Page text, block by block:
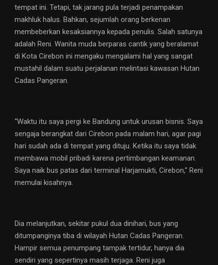
tempat ini. Tetapi, tak jarang pula terjadi penampakan
makhluk halus. Bahkan, sejumlah orang berkenan
membeberkan kesaksiannya kepada penulis. Salah satunya
adalah Reni. Wanita muda berparas cantik yang beralamat
di Kota Cirebon ini mengaku mengalami hal yang sangat
mustahil dalam suatu perjalanan melintasi kawasan Hutan
Cadas Pangeran.
“Waktu itu saya pergi ke Bandung untuk urusan bisnis. Saya
sengaja berangkat dari Cirebon pada malam hari, agar pagi
hari sudah ada di tempat yang dituju. Ketika itu saya tidak
membawa mobil pribadi karena pertimbangan keamanan.
Saya naik bus patas dari terminal Harjamukti, Cirebon,” Reni
memulai kisahnya.
Dia melanjutkan, sekitar pukul dua dinihari, bus yang
ditumpanginya tiba di wilayah Hutan Cadas Pangeran.
Hampir semua penumpang tampak tertidur, hanya dia
sendiri yang sepertinya masih terjaga. Reni juga